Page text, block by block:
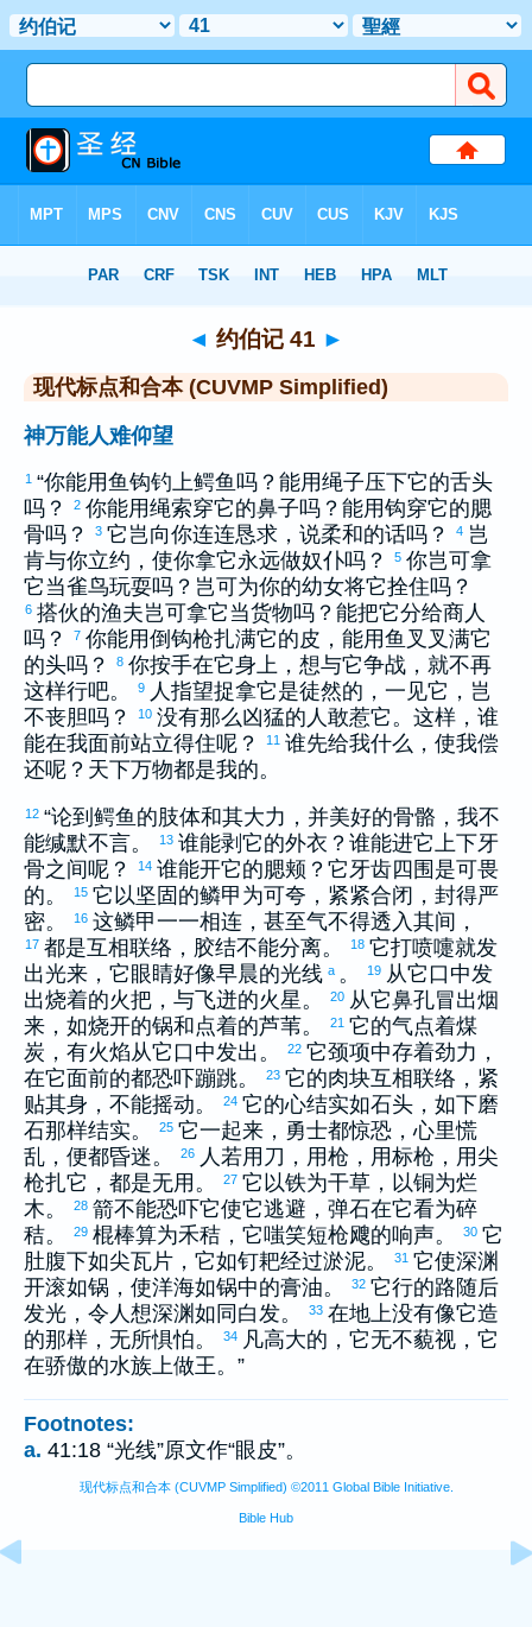
> 约伯记 41
◄ 约伯记 41 ►
现代标点和合本 (CUVMP Simplified)
神万能人难仰望
1 “你能用鱼钩钓上鳄鱼吗？能用绳子压下它的舌头
吗？
2 你能用绳索穿它的鼻子吗？能用钩穿它的腮
骨吗？
3 它岂向你连连恳求，说柔和的话吗？ 4 岂
肯与你立约，使你拿它永远做奴仆吗？
5 你岂可拿
它当雀鸟玩耍吗？岂可为你的幼女将它拴住吗？
6 搭伙的渔夫岂可拿它当货物吗？能把它分给商人
吗？
7 你能用倒钩枪扎满它的皮，能用鱼叉叉满它
的头吗？
8 你按手在它身上，想与它争战，就不再
这样行吧。
9 人指望捉拿它是徒然的，一见它，岂
不丧胆吗？
10 没有那么凶猛的人敢惹它。这样，谁
能在我面前站立得住呢？
11 谁先给我什么，使我偿
还呢？天下万物都是我的。
12 “论到鳄鱼的肢体和其大力，并美好的骨骼，我不
能缄默不言。
13 谁能剥它的外衣？谁能进它上下牙
骨之间呢？
14 谁能开它的腮颊？它牙齿四围是可畏
的。
15 它以坚固的鳞甲为可夸，紧紧合闭，封得严
密。
16 这鳞甲一一相连，甚至气不得透入其间，
17 都是互相联络，胶结不能分离。 18 它打喷嚏就发
出光来，它眼睛好像早晨的光线 a 。 19 从它口中发
出烧着的火把，与飞迸的火星。
20 从它鼻孔冒出烟
来，如烧开的锅和点着的芦苇。
21 它的气点着煤
炭，有火焰从它口中发出。
22 它颈项中存着劲力，
在它面前的都恐吓蹦跳。
23 它的肉块互相联络，紧
贴其身，不能摇动。
24 它的心结实如石头，如下磨
石那样结实。
25 它一起来，勇士都惊恐，心里慌
乱，便都昏迷。
26
人若用刀，用枪，用标枪，用尖
枪扎它，都是无用。
27 它以铁为干草，以铜为烂
木。
28 箭不能恐吓它使它逃避，弹石在它看为碎
秸。
29 棍棒算为禾秸，它嗤笑短枪飕的响声。 30 它
肚腹下如尖瓦片，它如钉耙经过淤泥。
31 它使深渊
开滚如锅，使洋海如锅中的膏油。
32 它行的路随后
发光，令人想深渊如同白发。
33 在地上没有像它造
的那样，无所惧怕。
34 凡高大的，它无不藐视，它
在骄傲的水族上做王。”
Footnotes:
a. 41:18 “光线”原文作“眼皮”。
现代标点和合本 (CUVMP Simplified) ©2011 Global Bible Initiative.
Bible Hub